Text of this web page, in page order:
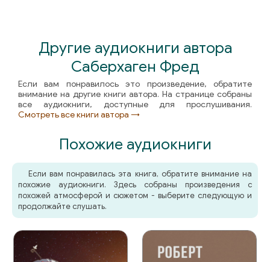
Другие аудиокниги автора
Саберхаген Фред
Если вам понравилось это произведение, обратите
внимание на другие книги автора. На странице собраны
все аудиокниги, доступные для прослушивания.
Смотреть все книги автора →
Похожие аудиокниги
Если вам понравилась эта книга, обратите внимание на
похожие аудиокниги. Здесь собраны произведения с
похожей атмосферой и сюжетом - выберите следующую и
продолжайте слушать.